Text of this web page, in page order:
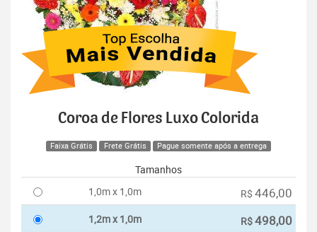
Coroa de Flores Luxo Colorida
Faixa Grátis Frete Grátis Pague somente após a entrega
Tamanhos
1,0m x 1,0m
R$ 446,00
1,2m x 1,0m R$498,00